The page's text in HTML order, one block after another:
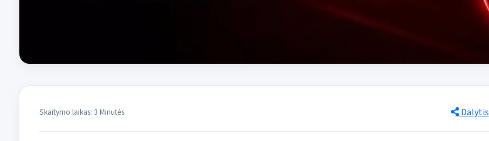
Skaitymo laikas: 3 Minutės Dalytis